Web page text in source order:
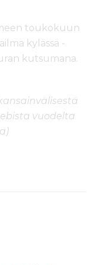
toukokuun
kylässä -
kutsumana.
vuodelta